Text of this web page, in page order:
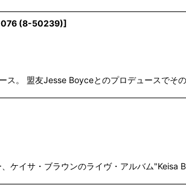
(8-50239)]
ス。 盟友Jesse Boyceとのプロデュースでそ
ケイサ・ブラウンのライヴ・アルバム